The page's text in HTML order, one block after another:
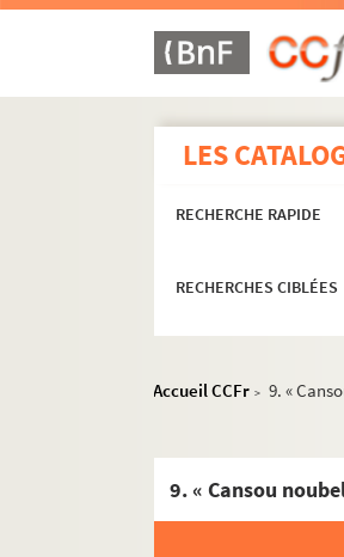
LES
RECHERCHE RAPIDE
RECHERCHES CIBLÉES
Accueil CCFr > 9. «
9. « Cansou